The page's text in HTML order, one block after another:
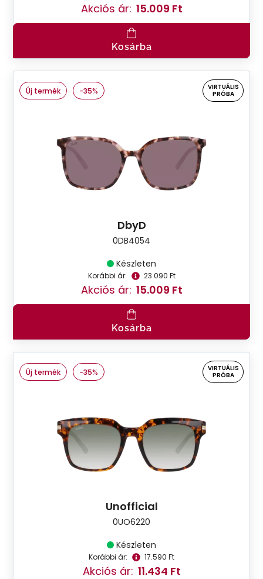
Akciós ár: 15.009 Ft
Kosárba
Új termék -35%
VIRTUÁLIS
PRÓBA
DbyD
0DB4054
Készleten
Korábbi ár: 23.090 Ft
Akciós ár: 15.009 Ft
Kosárba
Új termék -35%
VIRTUÁLIS
PRÓBA
Unofficial
0UO6220
Készleten
Korábbi ár: 17.590 Ft
Akciós ár: 11.434 Ft